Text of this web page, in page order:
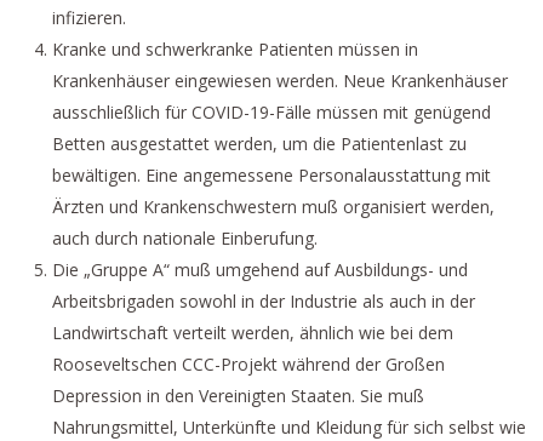
infizieren.
Kranke und schwerkranke Patienten müssen in
Krankenhäuser eingewiesen werden. Neue Krankenhäuser
ausschließlich für COVID-19-Fälle müssen mit genügend
Betten ausgestattet werden, um die Patientenlast zu
bewältigen. Eine angemessene Personalausstattung mit
Ärzten und Krankenschwestern muß organisiert werden,
auch durch nationale Einberufung.
Die „Gruppe A“ muß umgehend auf Ausbildungs- und
Arbeitsbrigaden sowohl in der Industrie als auch in der
Landwirtschaft verteilt werden, ähnlich wie bei dem
Rooseveltschen CCC-Projekt während der Großen
Depression in den Vereinigten Staaten. Sie muß
Nahrungsmittel, Unterkünfte und Kleidung für sich selbst wie